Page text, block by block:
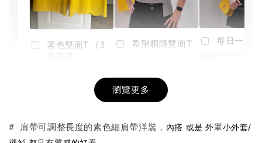
素色雙面T (3
+
希望相隨雙面T
NT$ 190
-
每日一笑
瀏覽更多
# 肩帶可調整長度的素色細肩帶洋裝， 內搭 或是 外罩小外套/